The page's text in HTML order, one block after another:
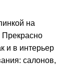
на
Прекрасно
и в интерьер
салонов,